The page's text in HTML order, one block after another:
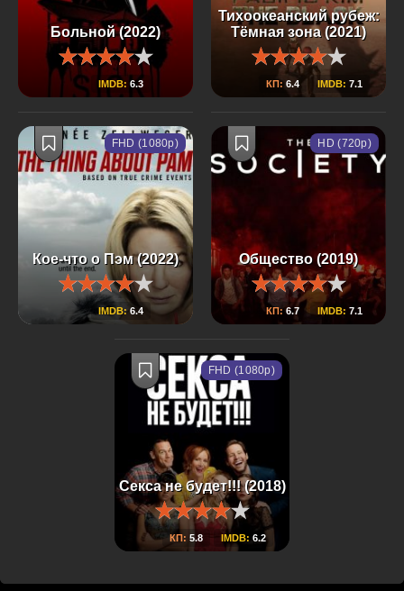
Больной (2022)
IMDB: 6.3
Тихоокеанский рубеж:
Тёмная зона (2021)
КП: 6.4 IMDB: 7.1
Кое-что о Пэм (2022)
IMDB: 6.4
FHD (1080p)
Общество (2019)
КП:6.7 IMDB: 7.1
HD (720p)
Секса не будет!!! (2018)
КП: 5.8 IMDB: 6.2
FHD (1080p)